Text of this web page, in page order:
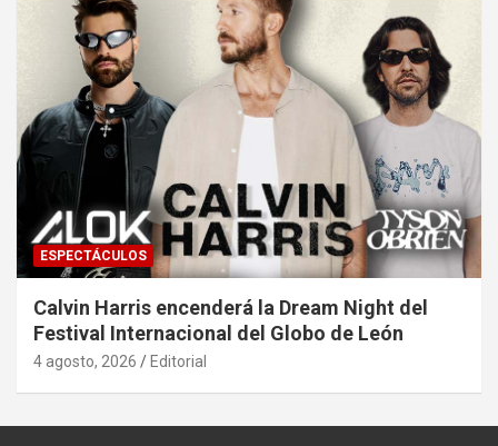
ESPECTÁCULOS
Calvin Harris encenderá la Dream Night del
Festival Internacional del Globo de León
4 agosto, 2026 Editorial